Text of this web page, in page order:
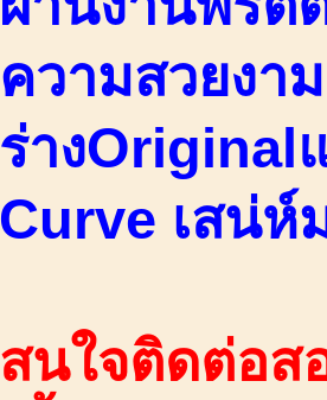
ความสวยงา
ร่างOriginal
Curve เสน่ห์
สนใจติดต่อส